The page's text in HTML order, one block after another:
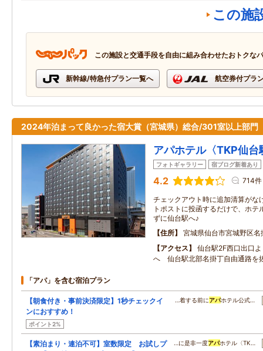
この施
この施設と交通手段を自由に組み合わせたおトクな
新幹線/特急付プラン一覧へ 航空券付プラ
2024年泊まって良かった宿大賞（宮城県）総合/301室以上部
アパホテル〈TKP仙台
フォトギャラリー 宿ブログ新着あり
4.2 714件
チェックアウト時に追加清算がな
トポストに投函するだけで、ホ
ずに仙台駅へ♪
住所
宮城県仙台市宮城野区
アクセス
仙台駅2F西口出口
へ 仙台駅北部名掛丁自由通路を
「アパ」を含む宿泊プラン
【朝食付き・事前決済限定】1秒チェックイ
ンにおすすめ！
ポイント2%
…着する前にアパホテル公式…
【素泊まり・連泊不可】室数限定 お試しプ
…に是非一度アパホテル〈TK…